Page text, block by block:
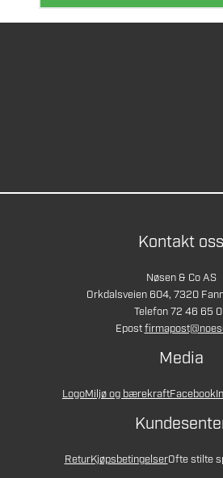
Kontakt oss
Nøsen & Co AS
Orkdalsveien 604, 7320
Telefon 72 46 65
Epost
Media
LogoMiljø og bærekraftFacebook
ReturKjøpsbetingelserOfte stilte